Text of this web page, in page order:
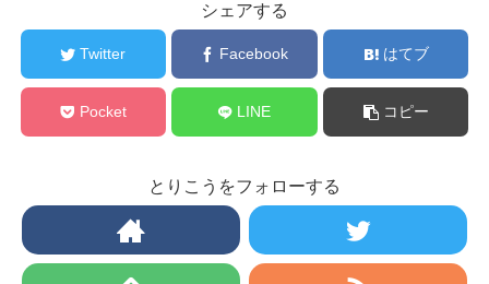
シェアする
Twitter Facebook はてブ
Pocket LINE コピー
とりこうをフォローする